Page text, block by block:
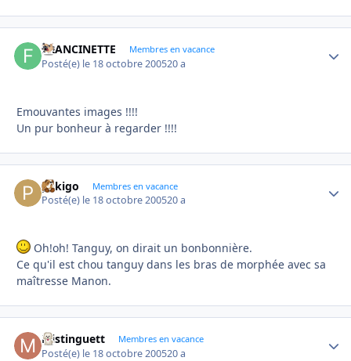
FRANCINETTE Membres en vacance
Posté(e) le 18 octobre 200520 a
Emouvantes images !!!!
Un pur bonheur à regarder !!!!
pekigo Membres en vacance
Posté(e) le 18 octobre 200520 a
Oh!oh! Tanguy, on dirait un bonbonnière.
Ce qu'il est chou tanguy dans les bras de morphée avec sa
maîtresse Manon.
Mistinguett Membres en vacance
Posté(e) le 18 octobre 200520 a